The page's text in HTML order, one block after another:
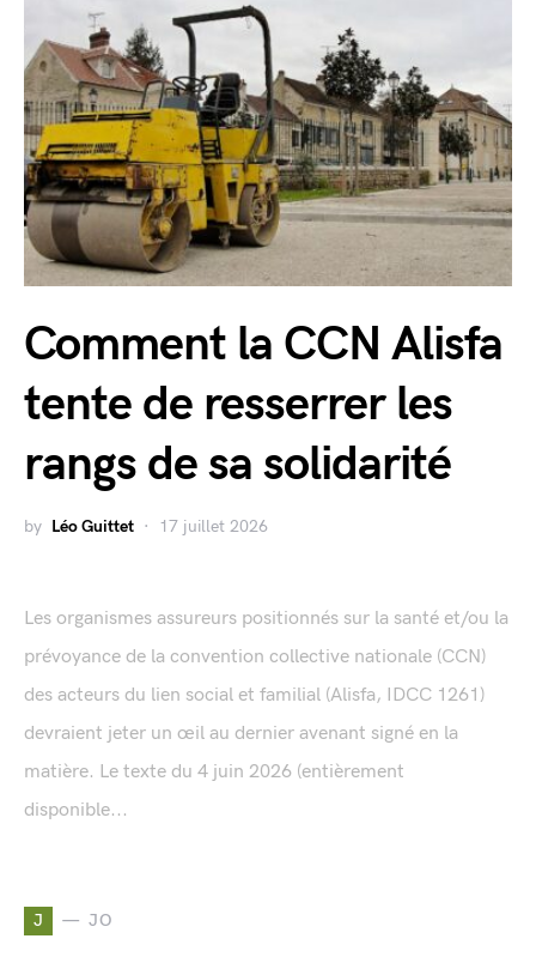
Comment la CCN Alisfa
tente de resserrer les
rangs de sa solidarité
by Léo Guittet 17 juillet 2026
Les organismes assureurs positionnés sur la santé et/ou la
prévoyance de la convention collective nationale (CCN)
des acteurs du lien social et familial (Alisfa, IDCC 1261)
devraient jeter un œil au dernier avenant signé en la
matière. Le texte du 4 juin 2026 (entièrement
disponible...
J JO